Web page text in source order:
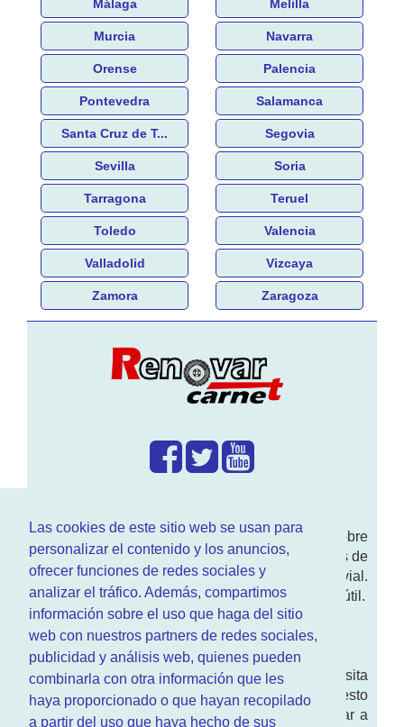
Las cookies de este sitio web se usan para
personalizar el contenido y los anuncios,
ofrecer funciones de redes sociales y
analizar el tráfico. Además, compartimos
información sobre el uso que haga del sitio
web con nuestros partners de redes sociales,
publicidad y análisis web, quienes pueden
combinarla con otra información que les
haya proporcionado o que hayan recopilado
a partir del uso que haya hecho de sus
Málaga Melilla
Murcia Navarra
Orense Palencia
Pontevedra Salamanca
Santa Cruz de T... Segovia
Sevilla Soria
Tarragona Teruel
Toledo Valencia
Valladolid Vizcaya
Zamora Zaragoza
Enwww.RenovarCarnet.comTe contamos sobre
larenovación del permisode conducir, noticias de
actualidad motor y sobre todo seguridad vial.
Ademas tenemos todo tipo de información DGT útil.
¿Quienes somos?
Quieres saber quien mantiene la pagina, visita
nuestrasección de contacto. Aquí tienes nuesto
aviso legal
. Basicamente no queremos engañar a